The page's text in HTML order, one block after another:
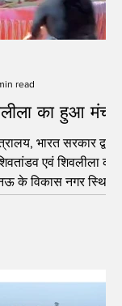
का हुआ मंचन
भारत सरकार द्वारा
एवं शिवलीला का
विकास नगर स्थित
read